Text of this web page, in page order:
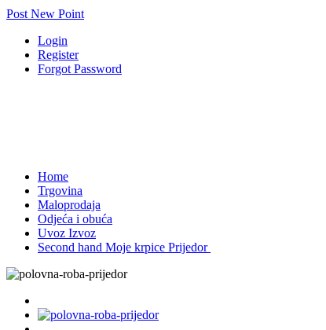
Post New Point
Login
Register
Forgot Password
Home
Trgovina
Maloprodaja
Odjeća i obuća
Uvoz Izvoz
Second hand Moje krpice Prijedor